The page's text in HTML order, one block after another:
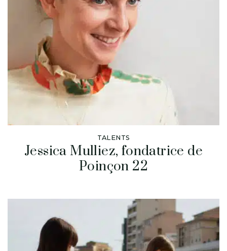
TALENTS
Jessica Mulliez, fondatrice de
Poinçon 22